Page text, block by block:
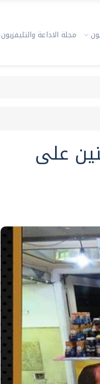
مجلة الاذاعة والتليفزيون
على